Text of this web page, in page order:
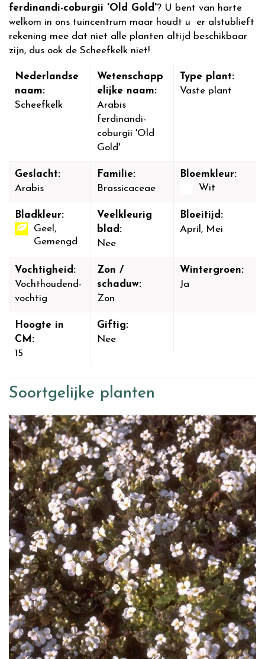
ferdinandi-coburgii 'Old Gold'? U bent van harte
welkom in ons tuincentrum maar houdt u er alstublieft
rekening mee dat niet alle planten altijd beschikbaar
zijn, dus ook de Scheefkelk niet!
Nederlandse
naam:
Scheefkelk
Wetenschapp
elijke naam:
Arabis
ferdinandi-
coburgii 'Old
Gold'
Type plant:
Vaste plant
Geslacht:
Arabis
Familie:
Brassicaceae
Bloemkleur:
Wit
Bladkleur:
Geel,
Gemengd
Veelkleurig
blad:
Nee
Bloeitijd:
April, Mei
Vochtigheid:
Vochthoudend-
vochtig
Zon /
schaduw:
Zon
Wintergroen:
Ja
Hoogte in
CM:
15
Giftig:
Nee
Soortgelijke planten